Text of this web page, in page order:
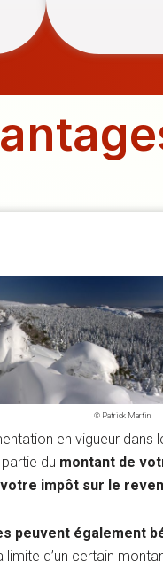
© Patrick Martin
en vigueur dans
du montant de
impôt sur le
peuvent également
limite d’un certain